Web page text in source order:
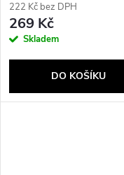
222 Kč bez DPH
269 Kč
Skladem
DO KOŠÍKU